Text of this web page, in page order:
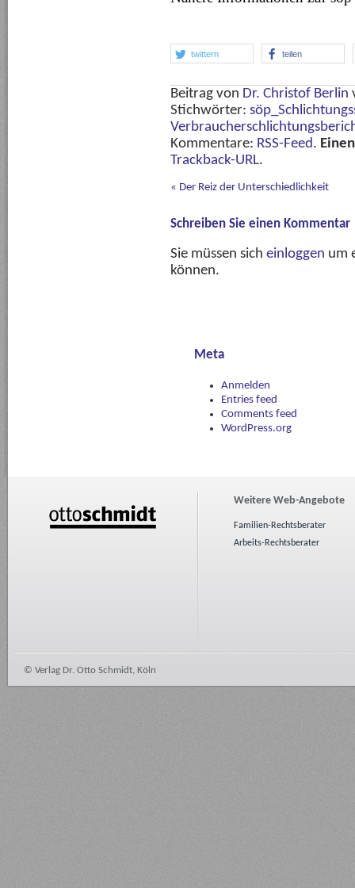
twittern teilen
Beitrag von Dr. Christof Berlin
Stichwörter:
Kommentare: RSS-Feed.
Trackback-URL.
« Der Reiz der Unterschiedlichkeit
Schreiben Sie einen Kommentar
Sie müssen sich einloggen um
können.
Meta
Anmelden
Entries feed
Comments feed
WordPress.org
Weitere Web-Angebote
Familien-Rechtsberater
Arbeits-Rechtsberater
© Verlag Dr. Otto Schmidt, Köln